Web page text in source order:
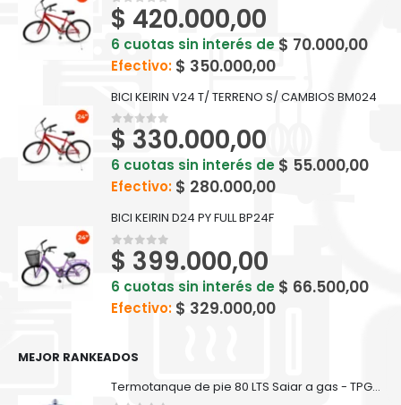
0out of 5
$ 420.000,00
6 cuotas sin interés de $ 70.000,00
Efectivo: $ 350.000,00
BICI KEIRIN V24 T/ TERRENO S/ CAMBIOS BM024
0out of 5
$ 330.000,00
6 cuotas sin interés de $ 55.000,00
Efectivo: $ 280.000,00
BICI KEIRIN D24 PY FULL BP24F
0out of 5
$ 399.000,00
6 cuotas sin interés de $ 66.500,00
Efectivo: $ 329.000,00
MEJOR RANKEADOS
Termotanque de pie 80 LTS Saiar a gas - TPG080MSA